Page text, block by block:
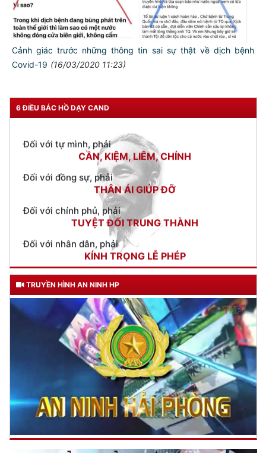
Cảnh giác trước những thông tin sai sự thật về dịch bệnh
Covid-19 (16/03/2020 11:23)
6 ĐIỀU BÁC HỒ DẠY CAND
TƯ CÁCH
Đối với tự mình, phải
CẦN, KIỆM, LIÊM, CHÍNH
Đối với đồng sự, phải
THÂN ÁI GIÚP ĐỠ
Đối với chính phủ, phải
TUYỆT ĐỐI TRUNG THÀNH
Đối với nhân dân, phải
KÍNH TRỌNG LỄ PHÉP
Đối với công việc, phải
TẬN TỤY
Đối với địch, phải
CƯƠNG QUYẾT, KHÔN KHÉO
Trích thư Chủ tịch Hồ Chí Minh
gửi Công an Khu XII,
ngày 11 tháng 3 năm 1948.
TRUYỀN HÌNH AN NINH HP